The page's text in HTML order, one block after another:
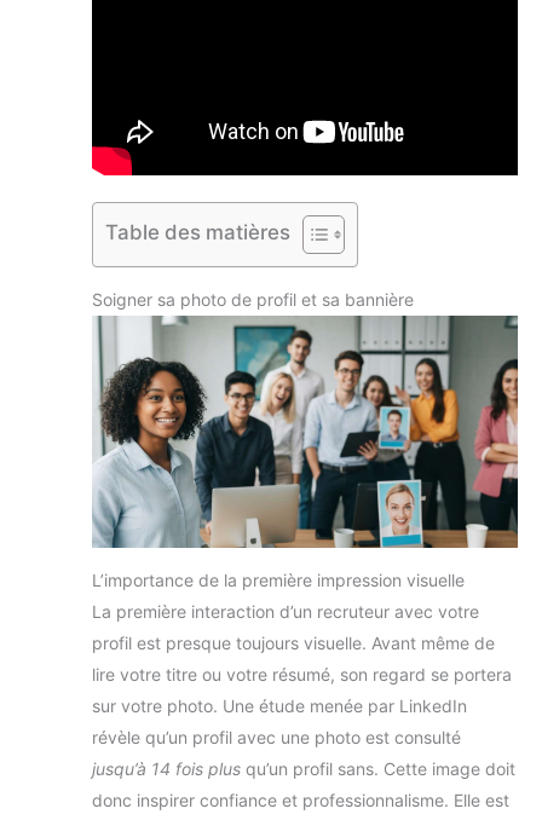
Table des matières
Soigner sa photo de profil et sa bannière
L’importance de la première impression visuelle
La première interaction d’un recruteur avec votre
profil est presque toujours visuelle. Avant même de
lire votre titre ou votre résumé, son regard se portera
sur votre photo. Une étude menée par LinkedIn
révèle qu’un profil avec une photo est consulté
jusqu’à 14 fois plus qu’un profil sans. Cette image doit
donc inspirer confiance et professionnalisme. Elle est